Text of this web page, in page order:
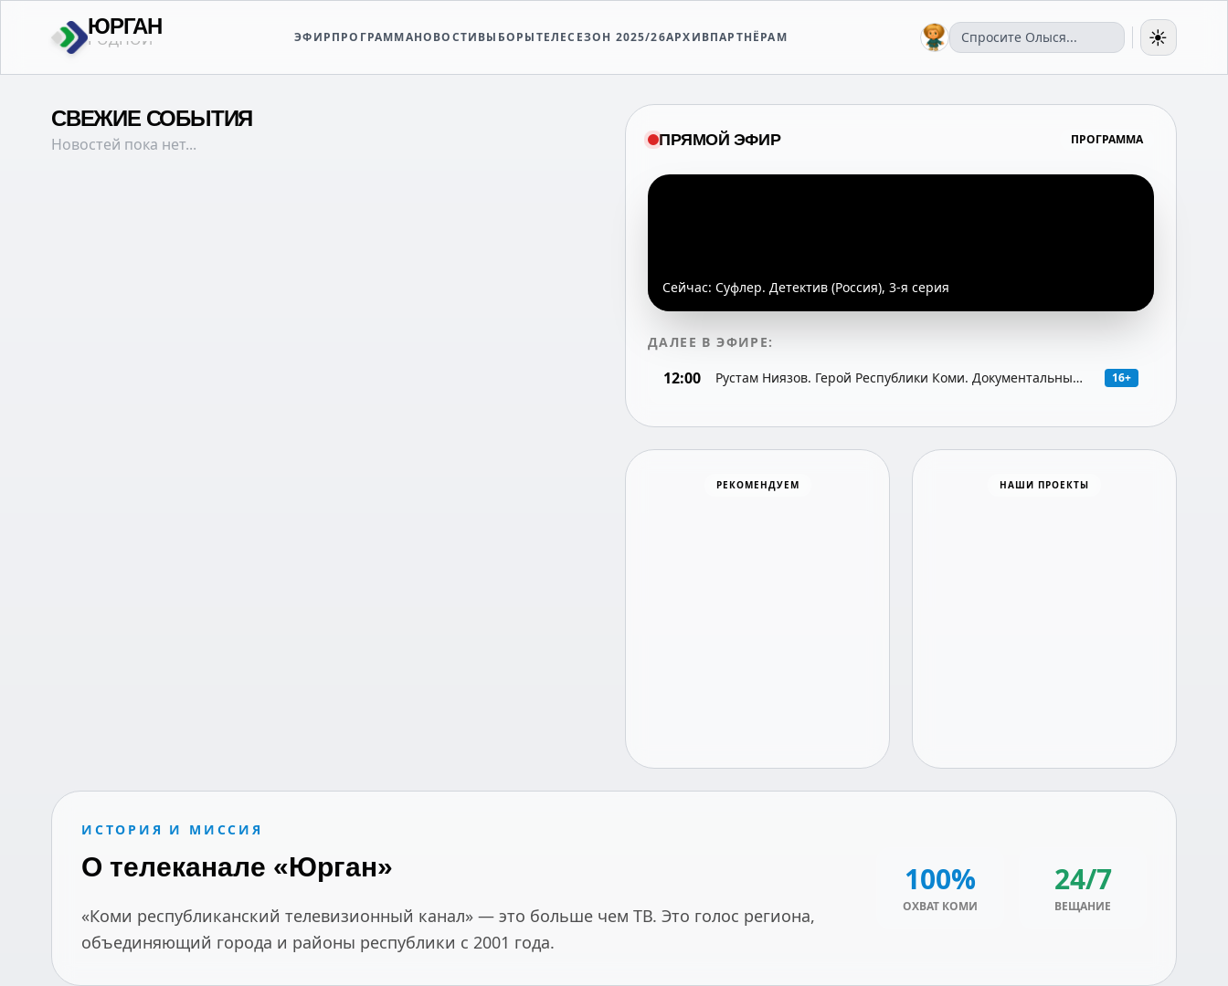
ЮРГАН ЭФИРПРОГРАММАНОВОСТИВЫБОРЫТЕЛЕСЕЗОН 2025/26АРХИВПАРТНЁРАМ ☀️
СВЕЖИЕ СОБЫТИЯ
Новостей пока нет... ПРЯМОЙ ЭФИР ПРОГРАММА
Сейчас: Суфлер. Детектив (Россия), 3-я серия
ДАЛЕЕ В ЭФИРЕ:
12:00
Рустам Ниязов. Герой Республики Коми. Документальный
16+
РЕКОМЕНДУЕМ
Хоккей
НАШИ ПРОЕКТЫ
Время новостей
ИСТОРИЯ И МИССИЯ
О телеканале «Юрган»
«Коми республиканский телевизионный канал» — это больше чем ТВ. Это голос региона,
объединяющий города и районы республики с 2001 года.
100%
ОХВАТ КОМИ
24/7
ВЕЩАНИЕ